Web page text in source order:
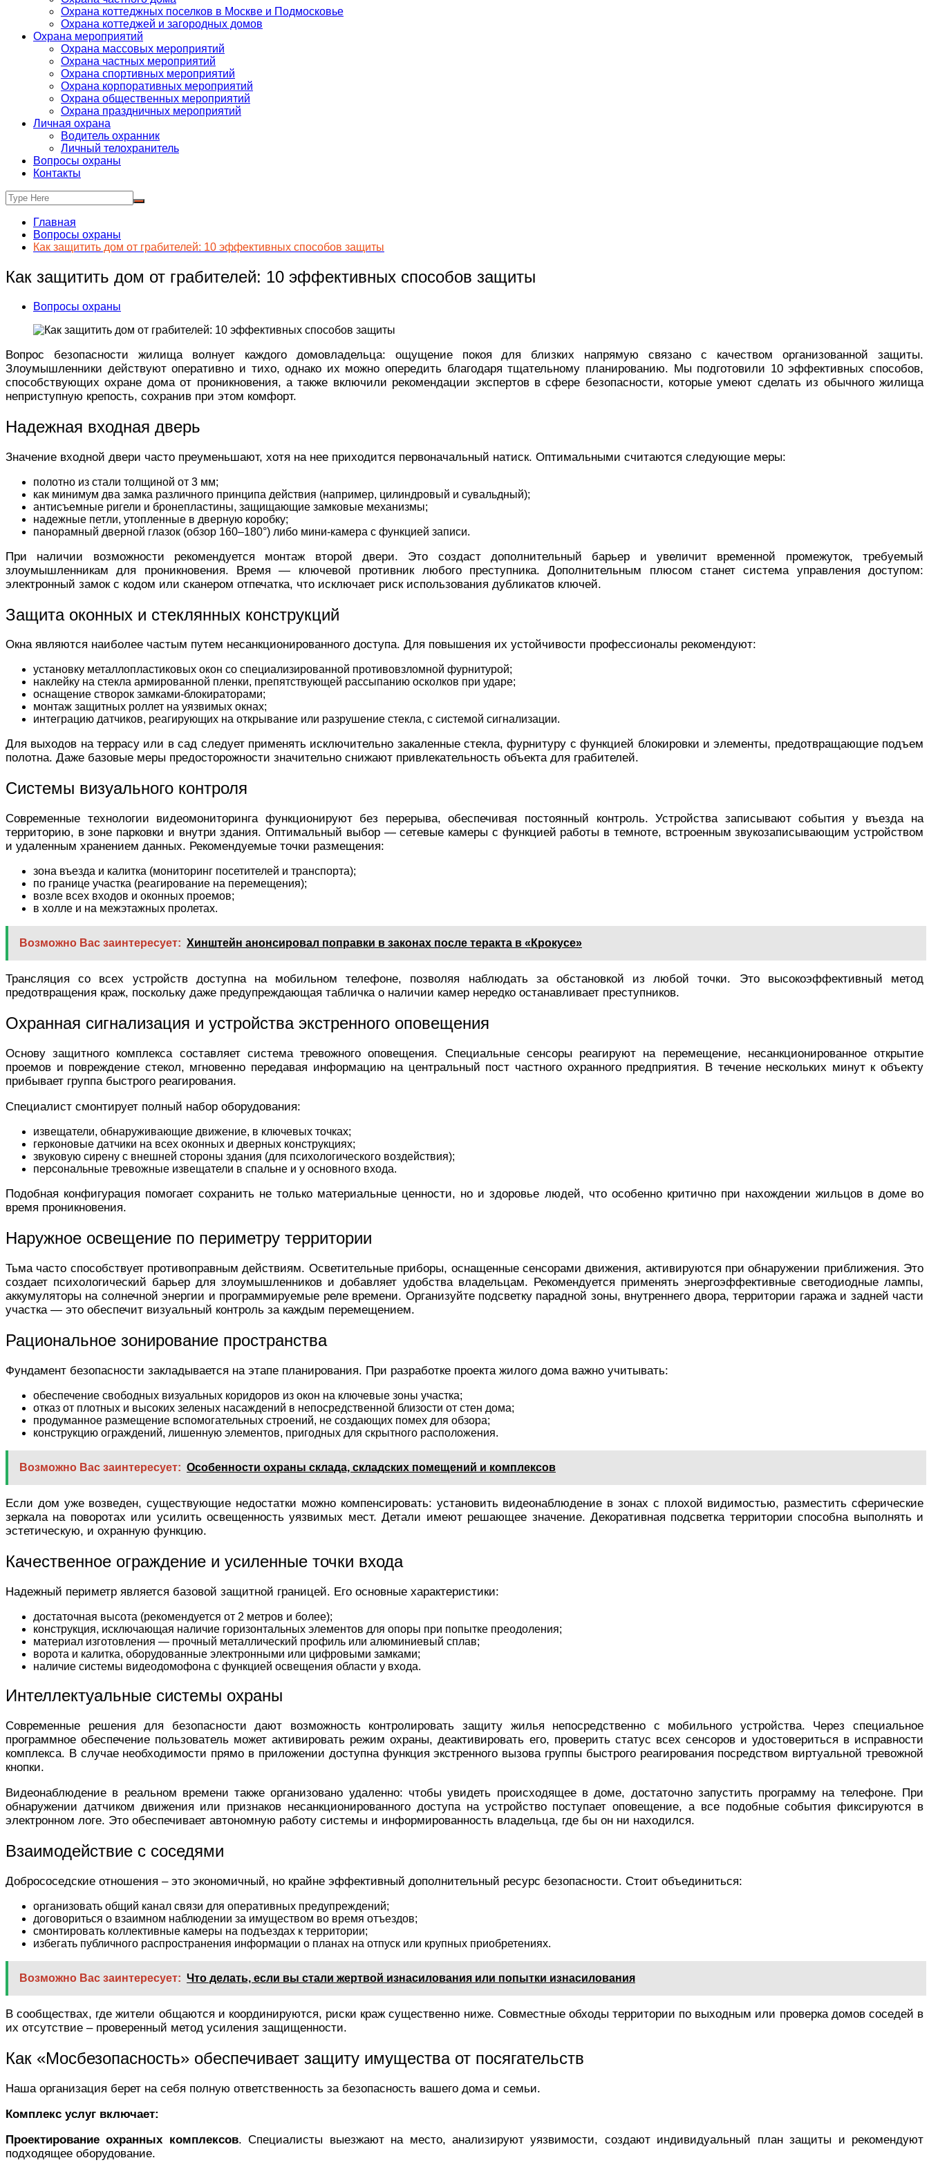
Охрана коттеджных поселков в Москве и Подмосковье
Охрана коттеджей и загородных домов
Охрана мероприятий
Охрана массовых мероприятий
Охрана частных мероприятий
Охрана спортивных мероприятий
Охрана корпоративных мероприятий
Охрана общественных мероприятий
Охрана праздничных мероприятий
Личная охрана
Водитель охранник
Личный телохранитель
Вопросы охраны
Контакты
Главная
Вопросы охраны
Как защитить дом от грабителей: 10 эффективных способов защиты
Как защитить дом от грабителей: 10 эффективных способов защиты
Вопросы охраны
Вопрос безопасности жилища волнует каждого домовладельца: ощущение покоя для близких напрямую связано с качеством организованной защиты.
Злоумышленники действуют оперативно и тихо, однако их можно опередить благодаря тщательному планированию. Мы подготовили 10 эффективных способов,
способствующих охране дома от проникновения, а также включили рекомендации экспертов в сфере безопасности, которые умеют сделать из обычного жилища
неприступную крепость, сохранив при этом комфорт.
Надежная входная дверь
Значение входной двери часто преуменьшают, хотя на нее приходится первоначальный натиск. Оптимальными считаются следующие меры:
полотно из стали толщиной от 3 мм;
как минимум два замка различного принципа действия (например, цилиндровый и сувальдный);
антисъемные ригели и бронепластины, защищающие замковые механизмы;
надежные петли, утопленные в дверную коробку;
панорамный дверной глазок (обзор 160–180°) либо мини-камера с функцией записи.
При наличии возможности рекомендуется монтаж второй двери. Это создаст дополнительный барьер и увеличит временной промежуток, требуемый
злоумышленникам для проникновения. Время — ключевой противник любого преступника. Дополнительным плюсом станет система управления доступом:
электронный замок с кодом или сканером отпечатка, что исключает риск использования дубликатов ключей.
Защита оконных и стеклянных конструкций
Окна являются наиболее частым путем несанкционированного доступа. Для повышения их устойчивости профессионалы рекомендуют:
установку металлопластиковых окон со специализированной противовзломной фурнитурой;
наклейку на стекла армированной пленки, препятствующей рассыпанию осколков при ударе;
оснащение створок замками-блокираторами;
монтаж защитных роллет на уязвимых окнах;
интеграцию датчиков, реагирующих на открывание или разрушение стекла, с системой сигнализации.
Для выходов на террасу или в сад следует применять исключительно закаленные стекла, фурнитуру с функцией блокировки и элементы, предотвращающие подъем
полотна. Даже базовые меры предосторожности значительно снижают привлекательность объекта для грабителей.
Системы визуального контроля
Современные технологии видеомониторинга функционируют без перерыва, обеспечивая постоянный контроль. Устройства записывают события у въезда на
территорию, в зоне парковки и внутри здания. Оптимальный выбор — сетевые камеры с функцией работы в темноте, встроенным звукозаписывающим устройством
и удаленным хранением данных. Рекомендуемые точки размещения:
зона въезда и калитка (мониторинг посетителей и транспорта);
по границе участка (реагирование на перемещения);
возле всех входов и оконных проемов;
в холле и на межэтажных пролетах.
Возможно Вас заинтересует: Хинштейн анонсировал поправки в законах после теракта в «Крокусе»
Трансляция со всех устройств доступна на мобильном телефоне, позволяя наблюдать за обстановкой из любой точки. Это высокоэффективный метод
предотвращения краж, поскольку даже предупреждающая табличка о наличии камер нередко останавливает преступников.
Охранная сигнализация и устройства экстренного оповещения
Основу защитного комплекса составляет система тревожного оповещения. Специальные сенсоры реагируют на перемещение, несанкционированное открытие
проемов и повреждение стекол, мгновенно передавая информацию на центральный пост частного охранного предприятия. В течение нескольких минут к объекту
прибывает группа быстрого реагирования.
Специалист смонтирует полный набор оборудования:
извещатели, обнаруживающие движение, в ключевых точках;
герконовые датчики на всех оконных и дверных конструкциях;
звуковую сирену с внешней стороны здания (для психологического воздействия);
персональные тревожные извещатели в спальне и у основного входа.
Подобная конфигурация помогает сохранить не только материальные ценности, но и здоровье людей, что особенно критично при нахождении жильцов в доме во
время проникновения.
Наружное освещение по периметру территории
Тьма часто способствует противоправным действиям. Осветительные приборы, оснащенные сенсорами движения, активируются при обнаружении приближения. Это
создает психологический барьер для злоумышленников и добавляет удобства владельцам. Рекомендуется применять энергоэффективные светодиодные лампы,
аккумуляторы на солнечной энергии и программируемые реле времени. Организуйте подсветку парадной зоны, внутреннего двора, территории гаража и задней части
участка — это обеспечит визуальный контроль за каждым перемещением.
Рациональное зонирование пространства
Фундамент безопасности закладывается на этапе планирования. При разработке проекта жилого дома важно учитывать:
обеспечение свободных визуальных коридоров из окон на ключевые зоны участка;
отказ от плотных и высоких зеленых насаждений в непосредственной близости от стен дома;
продуманное размещение вспомогательных строений, не создающих помех для обзора;
конструкцию ограждений, лишенную элементов, пригодных для скрытного расположения.
Возможно Вас заинтересует: Особенности охраны склада, складских помещений и комплексов
Если дом уже возведен, существующие недостатки можно компенсировать: установить видеонаблюдение в зонах с плохой видимостью, разместить сферические
зеркала на поворотах или усилить освещенность уязвимых мест. Детали имеют решающее значение. Декоративная подсветка территории способна выполнять и
эстетическую, и охранную функцию.
Качественное ограждение и усиленные точки входа
Надежный периметр является базовой защитной границей. Его основные характеристики:
достаточная высота (рекомендуется от 2 метров и более);
конструкция, исключающая наличие горизонтальных элементов для опоры при попытке преодоления;
материал изготовления — прочный металлический профиль или алюминиевый сплав;
ворота и калитка, оборудованные электронными или цифровыми замками;
наличие системы видеодомофона с функцией освещения области у входа.
Интеллектуальные системы охраны
Современные решения для безопасности дают возможность контролировать защиту жилья непосредственно с мобильного устройства. Через специальное
программное обеспечение пользователь может активировать режим охраны, деактивировать его, проверить статус всех сенсоров и удостовериться в исправности
комплекса. В случае необходимости прямо в приложении доступна функция экстренного вызова группы быстрого реагирования посредством виртуальной тревожной
кнопки.
Видеонаблюдение в реальном времени также организовано удаленно: чтобы увидеть происходящее в доме, достаточно запустить программу на телефоне. При
обнаружении датчиком движения или признаков несанкционированного доступа на устройство поступает оповещение, а все подобные события фиксируются в
электронном логе. Это обеспечивает автономную работу системы и информированность владельца, где бы он ни находился.
Взаимодействие с соседями
Добрососедские отношения – это экономичный, но крайне эффективный дополнительный ресурс безопасности. Стоит объединиться:
организовать общий канал связи для оперативных предупреждений;
договориться о взаимном наблюдении за имуществом во время отъездов;
смонтировать коллективные камеры на подъездах к территории;
избегать публичного распространения информации о планах на отпуск или крупных приобретениях.
Возможно Вас заинтересует: Что делать, если вы стали жертвой изнасилования или попытки изнасилования
В сообществах, где жители общаются и координируются, риски краж существенно ниже. Совместные обходы территории по выходным или проверка домов соседей в
их отсутствие – проверенный метод усиления защищенности.
Как «Мосбезопасность» обеспечивает защиту имущества от посягательств
Наша организация берет на себя полную ответственность за безопасность вашего дома и семьи.
Комплекс услуг включает:
Проектирование охранных комплексов. Специалисты выезжают на место, анализируют уязвимости, создают индивидуальный план защиты и рекомендуют
подходящее оборудование.